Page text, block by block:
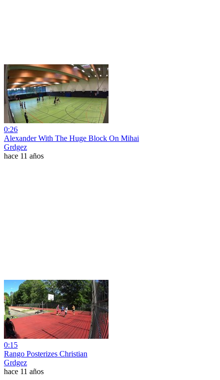
0:26
Alexander With The Huge Block On Mihai
Grdgez
hace 11 años
0:15
Rango Posterizes Christian
Grdgez
hace 11 años